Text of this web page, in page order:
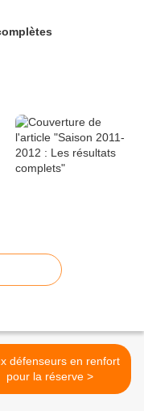
défenseurs en renfort
pour la réserve >